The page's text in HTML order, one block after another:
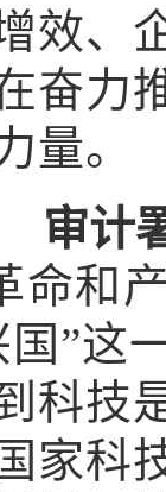
效、
奋力
量。
审计
命和
国”这
科技
家科